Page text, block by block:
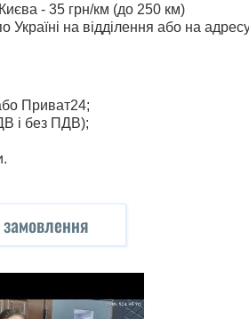
- 35 грн/км (до 250 км)
Україні на відділення або на
Приват24;
і без ПДВ);